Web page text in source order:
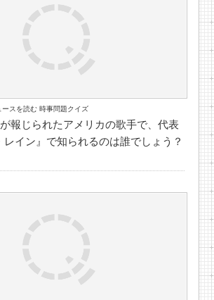
スを読む 時事問題クイズ
報じられたアメリカの歌手で、代表
イン』で知られるのは誰でしょう？